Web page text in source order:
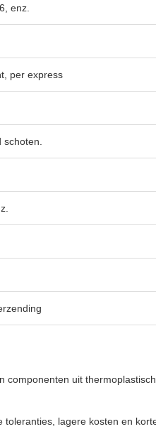
enz.
per express
componenten uit
toleranties, lagere kosten en